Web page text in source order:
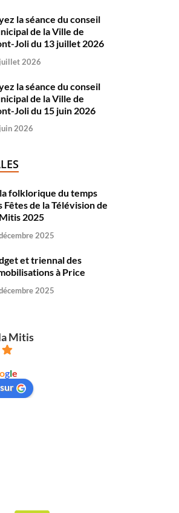
la séance du conseil
de la Ville de
Joli du 13 juillet 2026
2026
la séance du conseil
de la Ville de
Joli du 15 juin 2026
2026
folklorique du temps
Fêtes de la Télévision de
2025
2025
et triennal des
à Price
2025
Mitis
ogle